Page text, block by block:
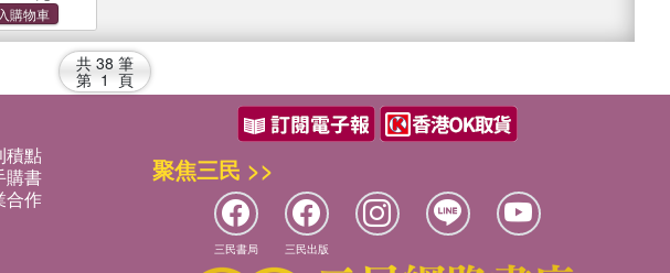
共 38 筆
第 1 頁
積點
購書
合作
聚焦三民 >>
三民書局 三民出版